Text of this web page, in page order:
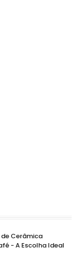
de Cerâmica
- A Escolha Ideal